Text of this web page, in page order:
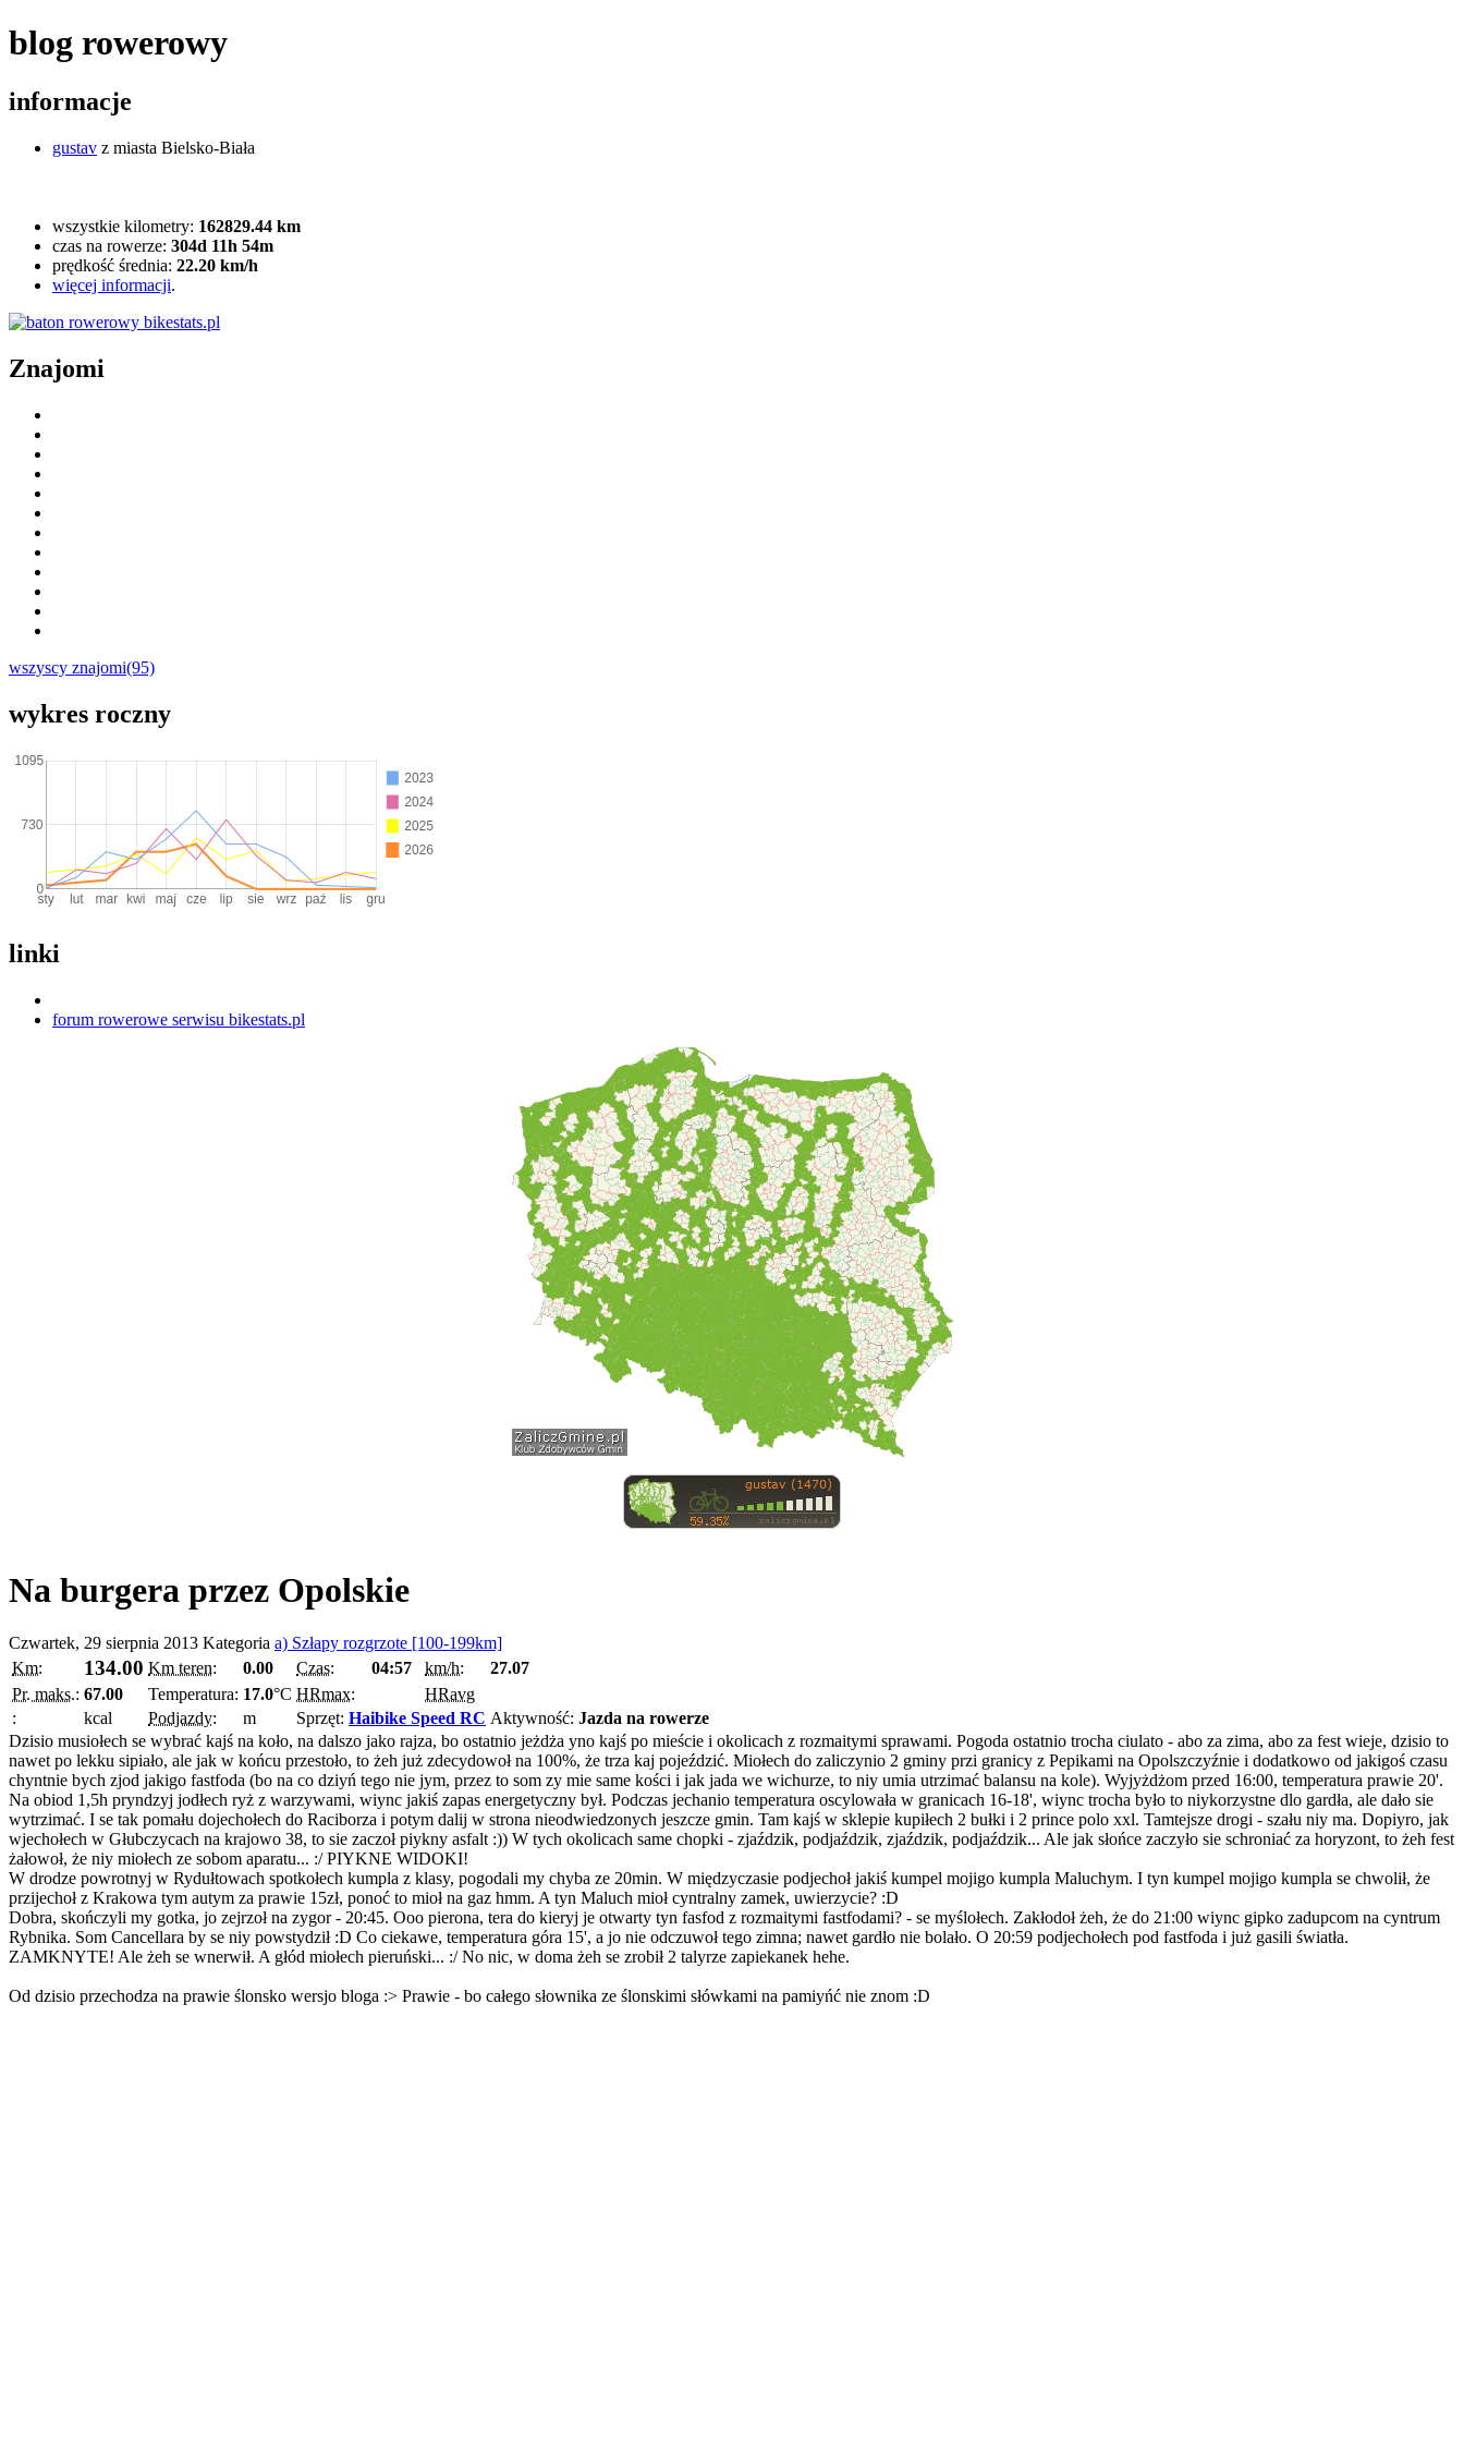
blog rowerowy
informacje
gustav z miasta Bielsko-Biała
wszystkie kilometry: 162829.44 km
czas na rowerze: 304d 11h 54m
prędkość średnia: 22.20 km/h
więcej informacji.
Znajomi
wszyscy znajomi(95)
wykres roczny
linki
forum rowerowe serwisu bikestats.pl
Na burgera przez Opolskie
Czwartek, 29 sierpnia 2013 Kategoria a) Szłapy rozgrzote [100-199km]
Km:
134.00 Km teren: 0.00 Czas: 04:57 km/h:
27.07
Pr. maks.: 67.00 Temperatura: 17.0°C HRmax:
HRavg
:
kcal Podjazdy: m Sprzęt: Haibike Speed RC Aktywność: Jazda na rowerze
Dzisio musiołech se wybrać kajś na koło, na dalszo jako rajza, bo ostatnio jeżdża yno kajś po mieście i okolicach z rozmaitymi sprawami. Pogoda ostatnio trocha ciulato - abo za zima, abo za fest wieje, dzisio to
nawet po lekku sipiało, ale jak w końcu przestoło, to żeh już zdecydowoł na 100%, że trza kaj pojeździć. Miołech do zaliczynio 2 gminy przi granicy z Pepikami na Opolszczyźnie i dodatkowo od jakigoś czasu
chyntnie bych zjod jakigo fastfoda (bo na co dziyń tego nie jym, przez to som zy mie same kości i jak jada we wichurze, to niy umia utrzimać balansu na kole). Wyjyżdżom przed 16:00, temperatura prawie 20'.
Na obiod 1,5h pryndzyj jodłech ryż z warzywami, wiync jakiś zapas energetyczny był. Podczas jechanio temperatura oscylowała w granicach 16-18', wiync trocha było to niykorzystne dlo gardła, ale dało sie
wytrzimać. I se tak pomału dojechołech do Raciborza i potym dalij w strona nieodwiedzonych jeszcze gmin. Tam kajś w sklepie kupiłech 2 bułki i 2 prince polo xxl. Tamtejsze drogi - szału niy ma. Dopiyro, jak
wjechołech w Głubczycach na krajowo 38, to sie zaczoł piykny asfalt :)) W tych okolicach same chopki - zjaździk, podjaździk, zjaździk, podjaździk... Ale jak słońce zaczyło sie schroniać za horyzont, to żeh fest
żałowoł, że niy miołech ze sobom aparatu... :/ PIYKNE WIDOKI!
W drodze powrotnyj w Rydułtowach spotkołech kumpla z klasy, pogodali my chyba ze 20min. W międzyczasie podjechoł jakiś kumpel mojigo kumpla Maluchym. I tyn kumpel mojigo kumpla se chwolił, że
przijechoł z Krakowa tym autym za prawie 15zł, ponoć to mioł na gaz hmm. A tyn Maluch mioł cyntralny zamek, uwierzycie? :D
Dobra, skończyli my gotka, jo zejrzoł na zygor - 20:45. Ooo pierona, tera do kieryj je otwarty tyn fasfod z rozmaitymi fastfodami? - se myślołech. Zakłodoł żeh, że do 21:00 wiync gipko zadupcom na cyntrum
Rybnika. Som Cancellara by se niy powstydził :D Co ciekawe, temperatura góra 15', a jo nie odczuwoł tego zimna; nawet gardło nie bolało. O 20:59 podjechołech pod fastfoda i już gasili światła.
ZAMKNYTE! Ale żeh se wnerwił. A głód miołech pieruński... :/ No nic, w doma żeh se zrobił 2 talyrze zapiekanek hehe.
Od dzisio przechodza na prawie ślonsko wersjo bloga :> Prawie - bo całego słownika ze ślonskimi słówkami na pamiyńć nie znom :D